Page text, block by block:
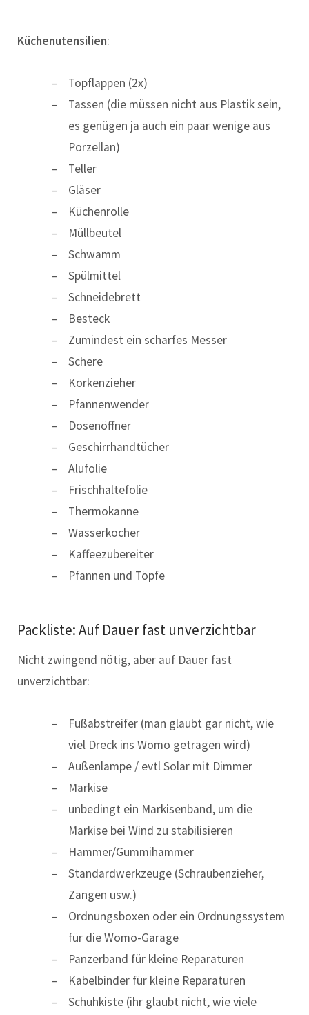
Küchenutensilien:
Topflappen (2x)
Tassen (die müssen nicht aus Plastik sein,
es genügen ja auch ein paar wenige aus
Porzellan)
Teller
Gläser
Küchenrolle
Müllbeutel
Schwamm
Spülmittel
Schneidebrett
Besteck
Zumindest ein scharfes Messer
Schere
Korkenzieher
Pfannenwender
Dosenöffner
Geschirrhandtücher
Alufolie
Frischhaltefolie
Thermokanne
Wasserkocher
Kaffeezubereiter
Pfannen und Töpfe
Packliste: Auf Dauer fast unverzichtbar
Nicht zwingend nötig, aber auf Dauer fast
unverzichtbar:
Fußabstreifer (man glaubt gar nicht, wie
viel Dreck ins Womo getragen wird)
Außenlampe / evtl Solar mit Dimmer
Markise
unbedingt ein Markisenband, um die
Markise bei Wind zu stabilisieren
Hammer/Gummihammer
Standardwerkzeuge (Schraubenzieher,
Zangen usw.)
Ordnungsboxen oder ein Ordnungssystem
für die Womo-Garage
Panzerband für kleine Reparaturen
Kabelbinder für kleine Reparaturen
Schuhkiste (ihr glaubt nicht, wie viele